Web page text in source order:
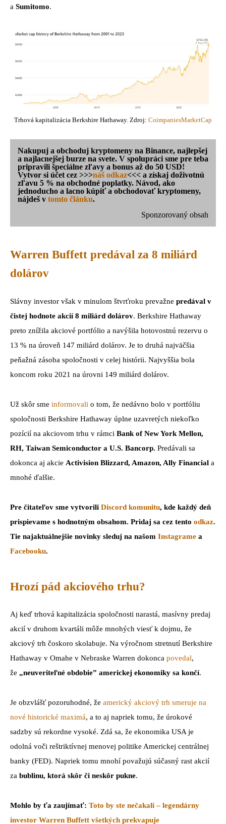
a Sumitomo.
Trhová kapitalizácia Berkshire Hathaway. Zdroj: CoimpaniesMarketCap
Nakupuj a obchoduj kryptomeny na Binance, najlepšej
a najlacnejšej burze na svete. V spolupráci sme pre teba
pripravili špeciálne zľavy a bonus až do 50 USD!
Vytvor si účet cez >>>náš odkaz<<< a získaj doživotnú
zľavu 5 % na obchodné poplatky. Návod, ako
jednoducho a lacno kúpiť a obchodovať kryptomeny,
nájdeš v tomto článku.
Sponzorovaný obsah
Warren Buffett predával za 8 miliárd
dolárov
Slávny investor však v minulom štvrťroku prevažne predával v
čistej hodnote akcií 8 miliárd dolárov. Berkshire Hathaway
preto znížila akciové portfólio a navýšila hotovostnú rezervu o
13 % na úroveň 147 miliárd dolárov. Je to druhá najväčšia
peňažná zásoba spoločnosti v celej histórii. Najvyššia bola
koncom roku 2021 na úrovni 149 miliárd dolárov.
Už skôr sme informovali o tom, že nedávno bolo v portfóliu
spoločnosti Berkshire Hathaway úplne uzavretých niekoľko
pozícií na akciovom trhu v rámci Bank of New York Mellon,
RH, Taiwan Semiconductor a U.S. Bancorp. Predávali sa
dokonca aj akcie Activision Blizzard, Amazon, Ally Financial a
mnohé ďalšie.
Pre čitateľov sme vytvorili Discord komunitu, kde každý deň
prispievame s hodnotným obsahom. Pridaj sa cez tento odkaz.
Tie najaktuálnejšie novinky sleduj na našom Instagrame a
Facebooku.
Hrozí pád akciového trhu?
Aj keď trhová kapitalizácia spoločnosti narastá, masívny predaj
akcií v druhom kvartáli môže mnohých viesť k dojmu, že
akciový trh čoskoro skolabuje. Na výročnom stretnutí Berkshire
Hathaway v Omahe v Nebraske Warren dokonca povedal,
že „neuveriteľné obdobie” americkej ekonomiky sa končí.
Je obzvlášť pozoruhodné, že americký akciový trh smeruje na
nové historické maximá, a to aj napriek tomu, že úrokové
sadzby sú rekordne vysoké. Zdá sa, že ekonomika USA je
odolná voči reštriktívnej menovej politike Americkej centrálnej
banky (FED). Napriek tomu mnohí považujú súčasný rast akcií
za bublinu, ktorá skôr či neskôr pukne.
Mohlo by ťa zaujímať: Toto by ste nečakali – legendárny
investor Warren Buffett všetkých prekvapuje